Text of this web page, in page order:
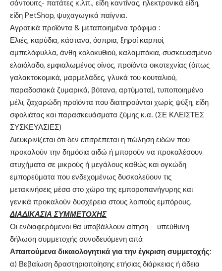
σάντουιτς- πατάτες κ.λπ., είδη καντίνας, ηλεκτρονικά είδη,
είδη PetShop, ψυχαγωγικά παίγνια.
Αγροτικά προϊόντα & μεταποιημένα τρόφιμα :
Ελιές, καρύδια, κάστανα, όσπρια, ξηροί καρποί,
αμπελόφυλλα, άνθη κολοκυθιού, καλαμπόκια, συσκευασμένο
ελαιόλαδο, εμφιαλωμένος οίνος, προϊόντα οικοτεχνίας (όπως
γαλακτοκομικά, μαρμελάδες, γλυκά του κουταλιού,
παραδοσιακά ζυμαρικά, βότανα, αρτύματα), τυποποιημένο
μέλι, ζαχαρώδη προϊόντα που διατηρούνται χωρίς ψύξη, είδη
σφολιάτας και παρασκευάσματα ζύμης κ.α. (ΣΕ ΚΛΕΙΣΤΕΣ
ΣΥΣΚΕΥΑΣΙΕΣ)
Διευκρινίζεται ότι δεν επιτρέπεται η πώληση ειδών που
προκαλούν την δημόσια αιδώ ή μπορούν να προκαλέσουν
ατυχήματα σε μικρούς ή μεγάλους καθώς και ογκώδη
εμπορεύματα που ενδεχομένως δυσκολεύουν τις
μετακινήσεις μέσα στο χώρο της εμποροπανήγυρης και
γενικά προκαλούν δυσχέρεια στους λοιπούς εμπόρους.
ΔΙΑΔΙΚΑΣΙΑ ΣΥΜΜΕΤΟΧΗΣ
Οι ενδιαφερόμενοι θα υποβάλλουν αίτηση – υπεύθυνη
δήλωση συμμετοχής συνοδευόμενη από:
Απαιτούμενα δικαιολογητικά για την έγκριση συμμετοχής:
α) Βεβαίωση δραστηριοποίησης ετήσιας διάρκειας ή άδεια